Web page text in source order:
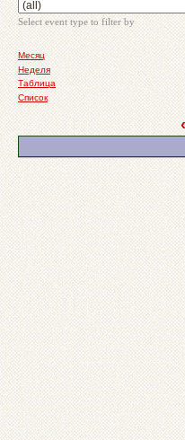
Select event type to filter by
Месяц
Неделя
Таблица
Список